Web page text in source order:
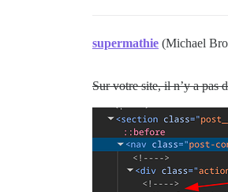
supermathie (Michael
Sur votre site, il n’y a pas